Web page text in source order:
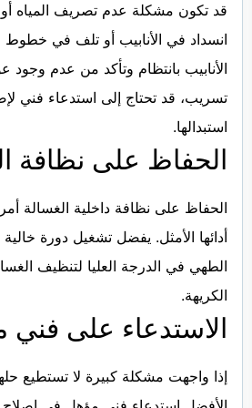
قد تكون مشكلة عدم تصريف المياه
انسداد في الأنابيب أو تلف في
الأنابيب بانتظام وتأكد من عدم وجود
تسريب، قد تحتاج إلى استدعاء فني
استبدالها.
الحفاظ على نظافة
الحفاظ على نظافة داخلية الغسالة
أدائها الأمثل. يفضل تشغيل دورة
الطهي في الدرجة العليا لتنظيف
الكريهة.
الاستدعاء على
إذا واجهت مشكلة كبيرة لا تستطيع